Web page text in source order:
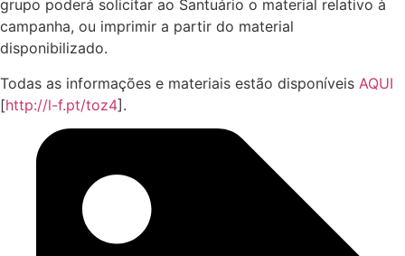
grupo poderá solicitar ao Santuário o material relativo à
campanha, ou imprimir a partir do material
disponibilizado.
Todas as informações e materiais estão disponíveis AQUI
[http://l-f.pt/toz4].